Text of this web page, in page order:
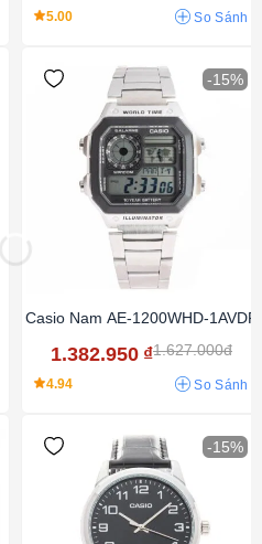
5.00 So Sánh
-15%
Casio Nam AE-1200WHD-1AVDF
1.382.950 ₫1.627.000đ
4.94 So Sánh
-15%